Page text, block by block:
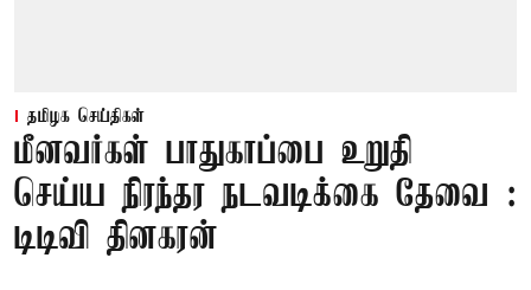
தமிழக செய்திகள்
மீனவர்கள் பாதுகாப்பை உறுதி
செய்ய நிரந்தர நடவடிக்கை தேவை :
டிடிவி தினகரன்